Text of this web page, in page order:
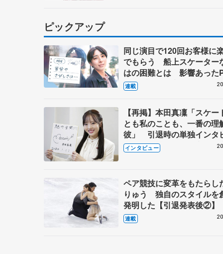
ピックアップ
同じ演目で120回お客様に
でもらう 船上スケーター
はの困難とは 影響あった
キャプテン松永さんの存在
連載
【再掲】本田真凜「スケー
とも私のことも、一番の理
彼」 引退時の単独インタ
で語った競技人生や家族、
これからの夢…
インタビュー
ペア競技に変革をもたらし
りゅう 独自のスタイルを
発明した【引退発表後②】
連載